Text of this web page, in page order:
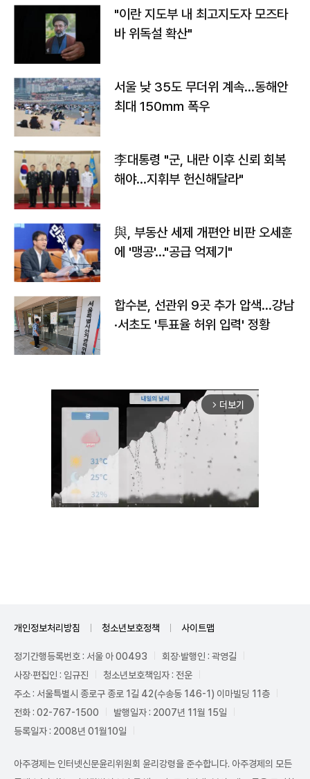
"이란 지도부 내 최고지도자 모즈타
바 위독설 확산"
서울 낮 35도 무더위 계속…동해안
최대 150㎜ 폭우
李대통령 "군, 내란 이후 신뢰 회복
해야…지휘부 헌신해달라"
與, 부동산 세제 개편안 비판 오세훈
에 '맹공'…"공급 억제기"
합수본, 선관위 9곳 추가 압색…강남
·서초도 '투표율 허위 입력' 정황
arrow_forward_ios 더보기
개인정보처리방침 청소년보호정책 사이트맵
정기간행등록번호 : 서울 아 00493
회장·발행인 : 곽영길
사장·편집인 : 임규진
청소년보호책임자 : 전운
주소 : 서울특별시 종로구 종로 1길 42(수송동 146-1) 이마빌딩 11층
전화 : 02-767-1500
발행일자 : 2007년 11월 15일
등록일자 : 2008년 01월10일
아주경제는 인터넷신문윤리위원회 윤리강령을 준수합니다. 아주경제의 모든